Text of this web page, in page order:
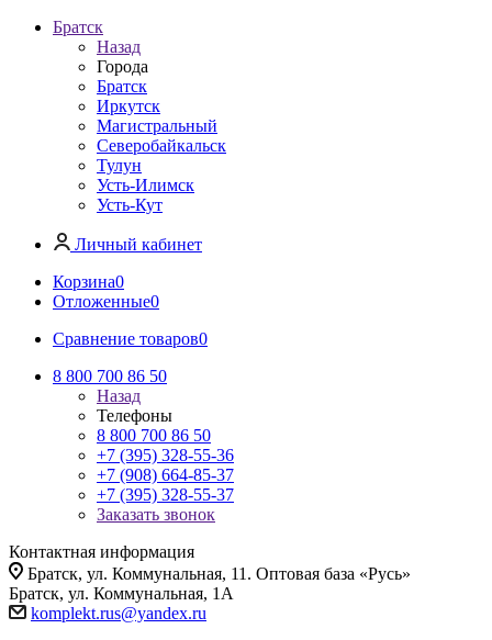
Братск
Назад
Города
Братск
Иркутск
Магистральный
Северобайкальск
Тулун
Усть-Илимск
Усть-Кут
Личный кабинет
Корзина0
Отложенные0
Сравнение товаров0
8 800 700 86 50
Назад
Телефоны
8 800 700 86 50
+7 (395) 328-55-36
+7 (908) 664-85-37
+7 (395) 328-55-37
Заказать звонок
Контактная информация
Братск, ул. Коммунальная, 11. Оптовая база «Русь»
Братск, ул. Коммунальная, 1А
komplekt.rus@yandex.ru